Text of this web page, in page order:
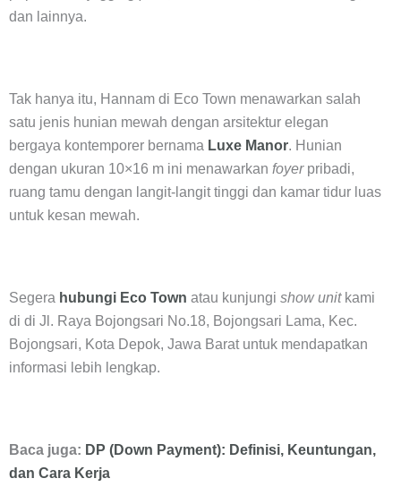
dan lainnya.
Tak hanya itu, Hannam di Eco Town menawarkan salah
satu jenis hunian mewah dengan arsitektur elegan
bergaya kontemporer bernama Luxe Manor. Hunian
dengan ukuran 10×16 m ini menawarkan foyerpribadi,
ruang tamu dengan langit-langit tinggi dan kamar tidur luas
untuk kesan mewah.
Segera hubungi Eco Town atau kunjungi show unitkami
di di Jl. Raya Bojongsari No.18, Bojongsari Lama, Kec.
Bojongsari, Kota Depok, Jawa Barat untuk mendapatkan
informasi lebih lengkap.
Baca juga: DP (Down Payment): Definisi, Keuntungan,
dan Cara Kerja